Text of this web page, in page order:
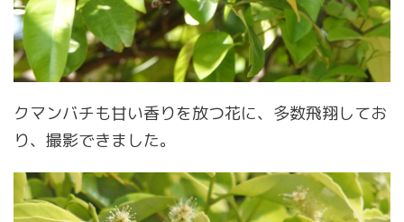
クマンバチも甘い香りを放つ花に、多数飛翔してお
り、撮影できました。